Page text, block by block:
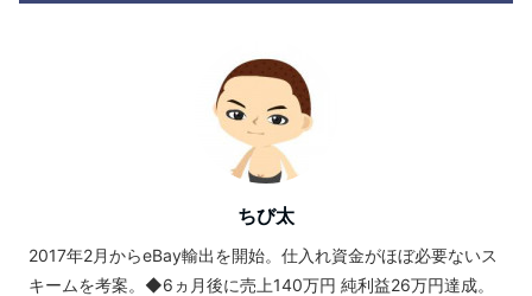
ちび太
2017年2月からeBay輸出を開始。仕入れ資金がほぼ必要ないス
キームを考案。◆6ヵ月後に売上140万円 純利益26万円達成。